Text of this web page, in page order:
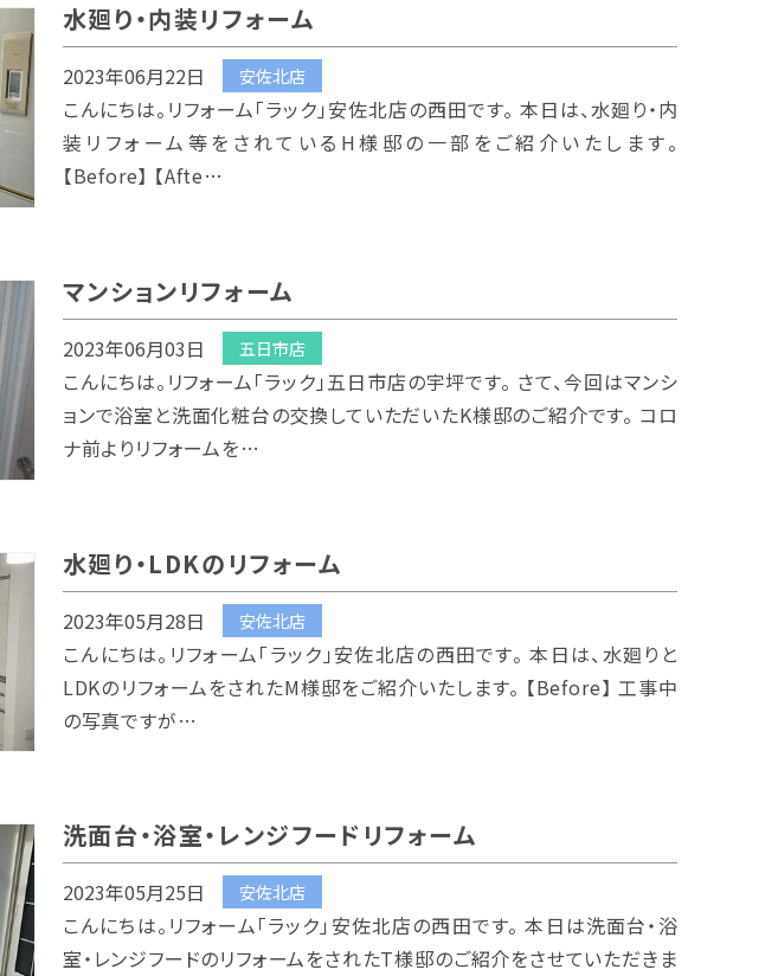
水廻り・内装リフォーム
2023年06月22日 安佐北店
こんにちは。リフォーム「ラック」安佐北店の西田です。 本日は、水廻り・内
装リフォーム等をされているH様邸の一部をご紹介いたします。
【Before】 【Afte…
マンションリフォーム
2023年06月03日 五日市店
こんにちは。リフォーム「ラック」五日市店の宇坪です。 さて、今回はマンシ
ョンで浴室と洗面化粧台の交換していただいたK様邸のご紹介です。 コロ
ナ前よりリフォームを…
水廻り・LDKのリフォーム
2023年05月28日 安佐北店
こんにちは。リフォーム「ラック」安佐北店の西田です。 本日は、水廻りと
LDKのリフォームをされたM様邸をご紹介いたします。 【Before】 工事中
の写真ですが…
洗面台・浴室・レンジフードリフォーム
2023年05月25日 安佐北店
こんにちは。リフォーム「ラック」安佐北店の西田です。 本日は洗面台・浴
室・レンジフードのリフォームをされたT様邸のご紹介をさせていただきま